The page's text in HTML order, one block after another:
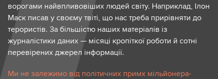
ворогами найвпливовіших людей світу. Наприклад, Ілон
Маск писав у своєму твіті, що нас треба прирівняти до
терористів. За більшістю наших матеріалів із
журналістики даних — місяці кропіткої роботи й сотні
перевірених джерел інформації.
Ми не залежимо від політичних примх мільйонера-